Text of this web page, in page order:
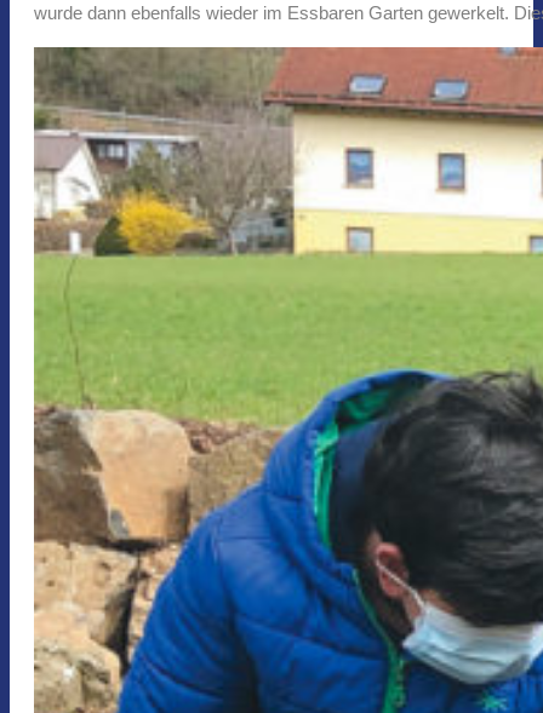
wurde dann ebenfalls wieder im Essbaren Garten gewerkelt.